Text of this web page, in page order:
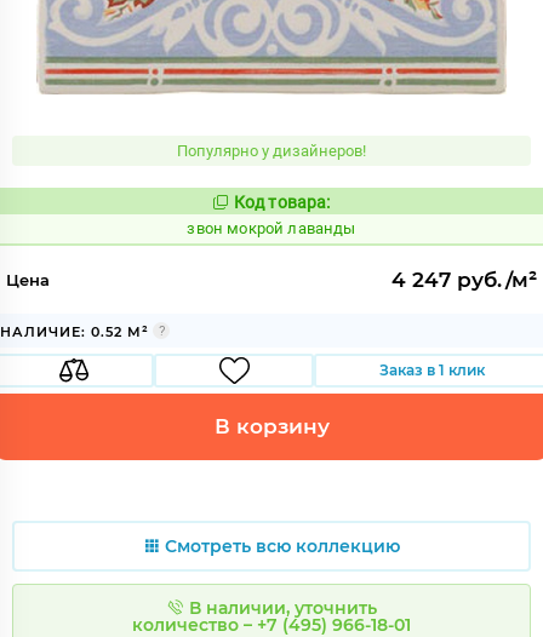
Популярно у дизайнеров!
Код:
460416
Код товара:
звон мокрой лаванды
Цена 4 247 руб./м²
НАЛИЧИЕ: 0.52 М²
Заказ в 1 клик
В корзину
Смотреть всю коллекцию
В наличии, уточнить
количество – +7 (495) 966-18-01